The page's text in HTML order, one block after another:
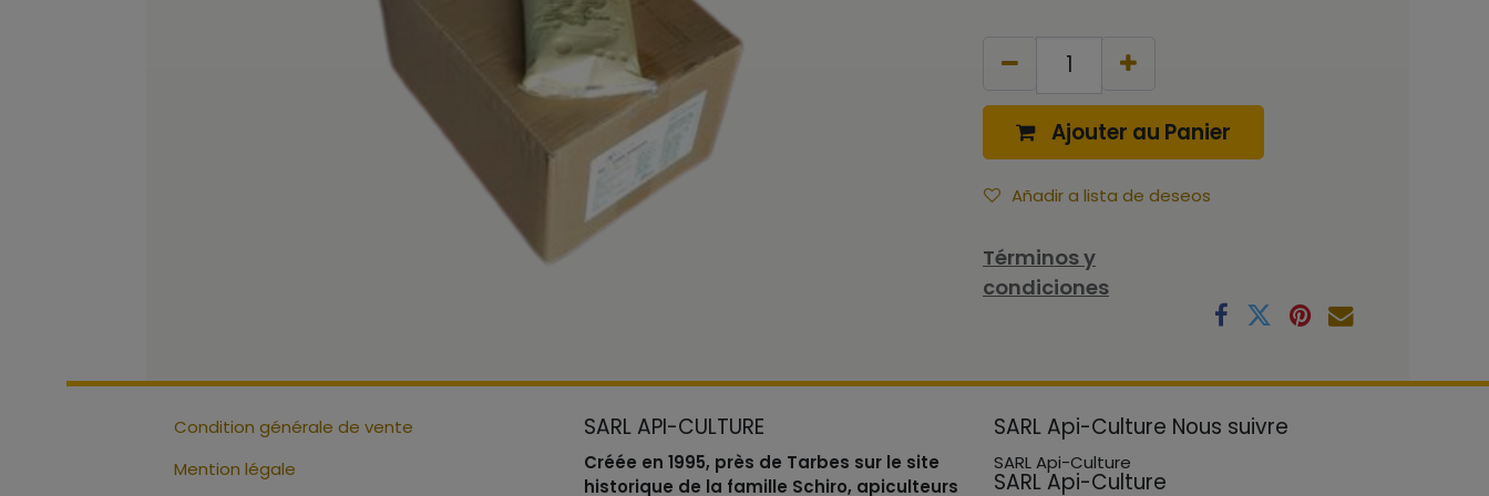
Ajouter au Panier
Añadir a lista de deseos
Términos y
condiciones
Condition générale de vente
Mention légale
SARL API-CULTURE
Créée en 1995, près de Tarbes sur le site
historique de la famille Schiro, apiculteurs
SARL Api-Culture Nous suivre
SARL Api-Culture
SARL Api-Culture